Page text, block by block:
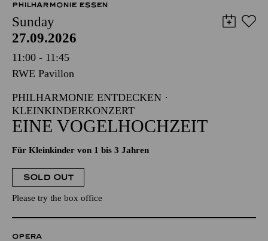
PHILHARMONIE ESSEN
Sunday
27.09.2026
11:00 - 11:45
RWE Pavillon
PHILHARMONIE ENTDECKEN ·
KLEINKINDERKONZERT
EINE VOGELHOCHZEIT
Für Kleinkinder von 1 bis 3 Jahren
SOLD OUT
Please try the box office
OPERA